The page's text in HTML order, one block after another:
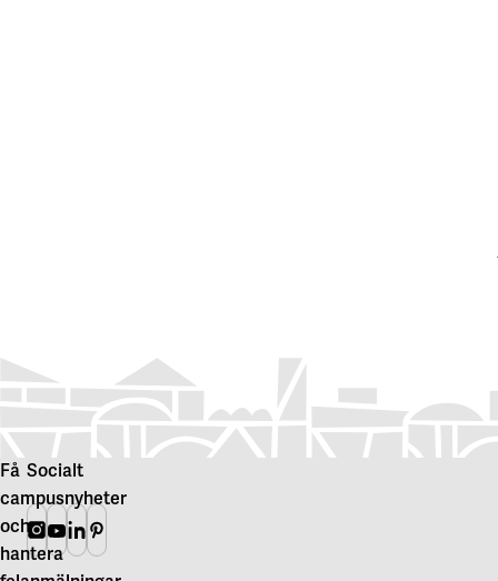
Få
campusnyheter
och
hantera
Socialt
Instagram
Youtube
Linkedin
Pinterest